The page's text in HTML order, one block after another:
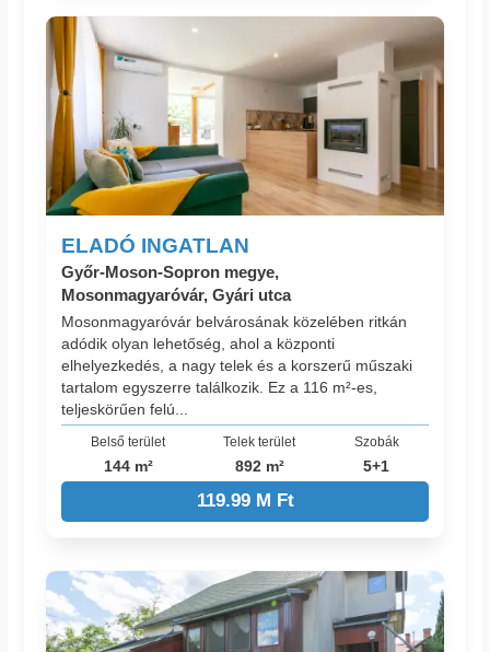
ELADÓ INGATLAN
Győr-Moson-Sopron megye,
Mosonmagyaróvár, Gyári utca
Mosonmagyaróvár belvárosának közelében ritkán
adódik olyan lehetőség, ahol a központi
elhelyezkedés, a nagy telek és a korszerű műszaki
tartalom egyszerre találkozik. Ez a 116 m²-es,
teljeskörűen felú...
Belső terület
144 m²
Telek terület
892 m²
Szobák
5+1
119.99 M Ft